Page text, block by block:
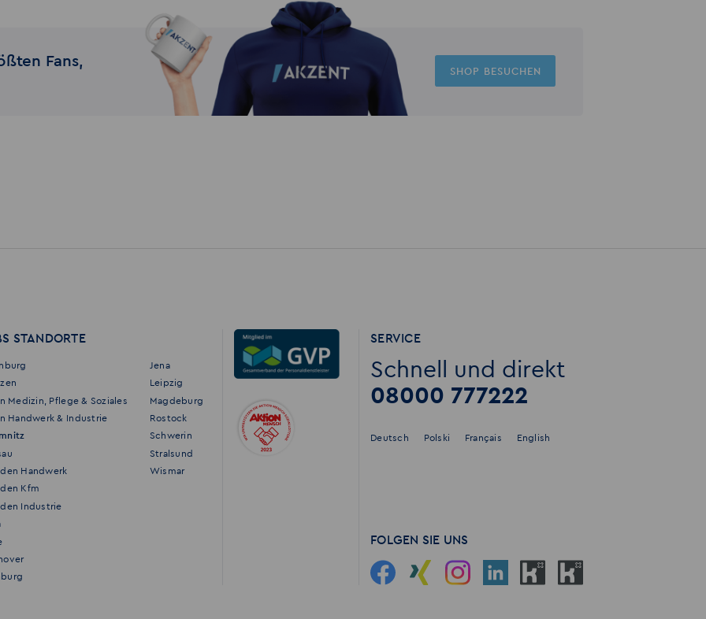
Fans,
SHOP BESUCHEN
STANDORTE
Medizin, Pflege & Soziales
Handwerk & Industrie
Handwerk
Kfm
Industrie
Jena
Leipzig
Magdeburg
Rostock
Schwerin
Stralsund
Wismar
SERVICE
Schnell und direkt
08000 777222
Deutsch Polski Français English
FOLGEN SIE UNS